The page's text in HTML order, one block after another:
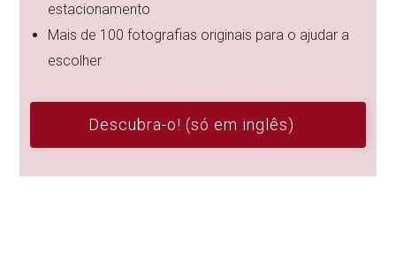
estacionamento
Mais de 100 fotografias originais para o ajudar a
escolher
Descubra-o! (só em inglês)